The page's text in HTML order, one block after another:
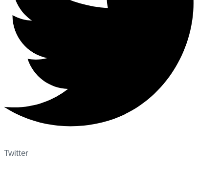
Twitter